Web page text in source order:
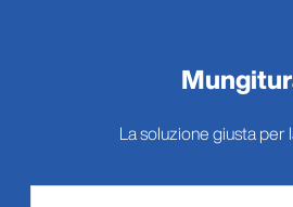
La soluzione giusta per